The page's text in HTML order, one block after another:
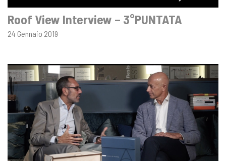
Roof View Interview – 3°PUNTATA
24 Gennaio 2019